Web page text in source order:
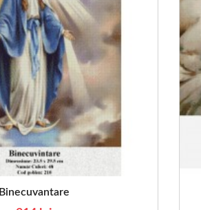
Binecuvantare